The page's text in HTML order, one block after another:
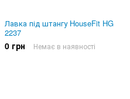
Лавка під штангу HouseFit HG
2237
0 грн Немає в наявності